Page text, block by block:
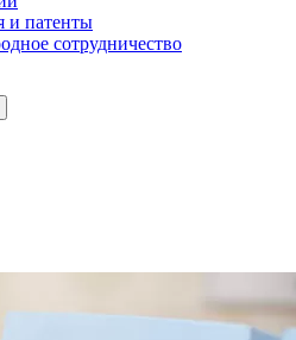
и патенты
сотрудничество